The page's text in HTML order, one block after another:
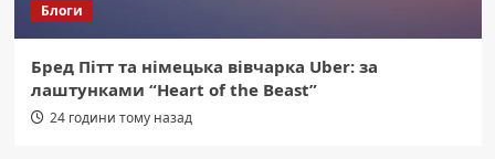
Блоги
Бред Пітт та німецька вівчарка Uber: за
лаштунками “Heart of the Beast”
24 години тому назад